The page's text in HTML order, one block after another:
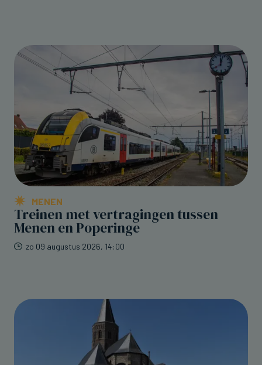
MENEN
Treinen met vertragingen tussen
Menen en Poperinge
zo 09 augustus 2026, 14:00